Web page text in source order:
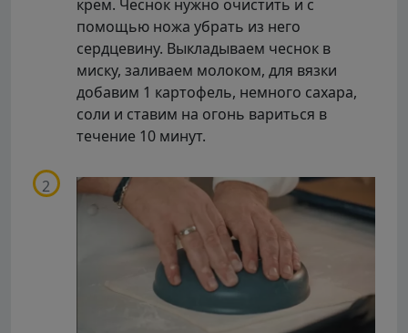
крем. Чеснок нужно очистить и с
помощью ножа убрать из него
сердцевину. Выкладываем чеснок в
миску, заливаем молоком, для вязки
добавим 1 картофель, немного сахара,
соли и ставим на огонь вариться в
течение 10 минут.